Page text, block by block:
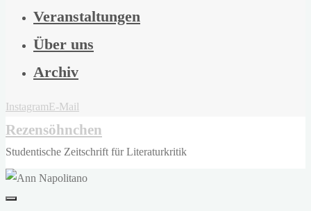
Veranstaltungen
Über uns
Archiv
InstagramE-Mail
Rezensöhnchen
Studentische Zeitschrift für Literaturkritik